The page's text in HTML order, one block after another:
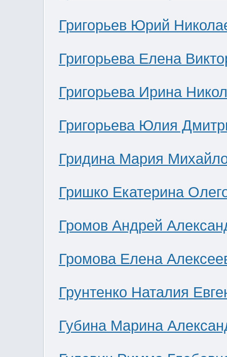
Григорьев Юрий
Григорьева Елена
Григорьева Ирина
Григорьева Юлия
Гридина Мария
Гришко Екатерина
Громов Андрей
Громова Елена
Грунтенко Наталия
Губина Марина